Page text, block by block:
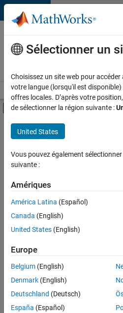
Passer au contenu
Votre
carrière
chez
Accueil Explorer nos opportunités
Activer/désactiver
Contenu principal
FILTRER PAR
Applications et outils commerciaux
Globalisation
Ingénierie de la qualité
Actuellement,
aucune
offre
d'emploi
correspondant
à vos
critères
de
recherche.
Vous
Sélectionner un
Choisissez un site web pour
votre langue (lorsqu'il est
offres locales. D’après votre
de sélectionner la région suivante :
United States
Vous pouvez également
suivante :
Amériques
América Latina (Español)
Canada (English)
United States (English)
Europe
Belgium (English)
Denmark (English)
Deutschland (Deutsch)
España (Español)